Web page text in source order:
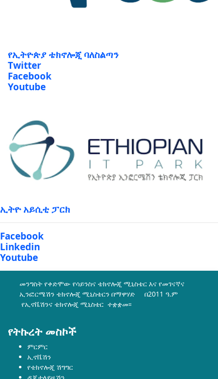
የኢትዮጵያ ቴክኖሎጂ ባለስልጣን
Twitter
Facebook
Youtube
ኢትዮ አይሲቲ ፓርክ
Facebook
Linkedin
Youtube
መንግስት የቀድሞው የሳይንስና ቴክኖሎጂ ሚኒስቴር እና የመገናኛና
ኢንፎርሜሽን ቴክኖሎጂ ሚኒስቴርን በማዋሃድ በ2011 ዓ.ም
የኢኖቬሽንና ቴክኖሎጂ ሚኒስቴር ተቋቋመ፡፡
የትኩረት መስኮች
ምርምር
ኢኖቬሽን
የቴክኖሎጂ ሽግግር